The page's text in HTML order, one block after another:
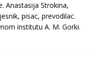
Anastasija Strokina,
pisac, prevodilac.
institutu A. M. Gorki.